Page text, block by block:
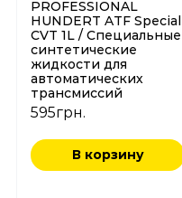
PROFESSIONAL
HUNDERT ATF Special
CVT 1L / Специальные
синтетические
жидкости для
автоматических
трансмиссий
595грн.
В корзину